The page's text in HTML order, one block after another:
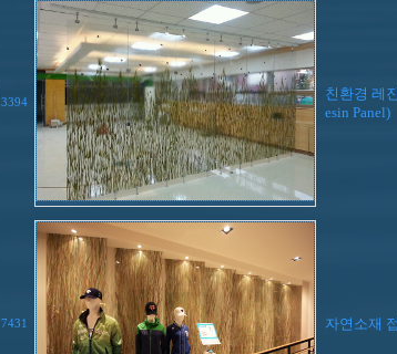
3394
친환경 레
esin Panel)
7431 자연소재